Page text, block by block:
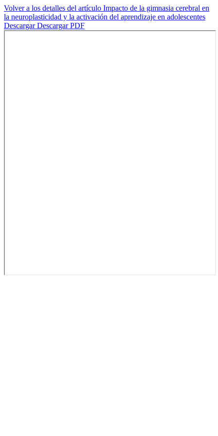
Volver a los detalles del artículo Impacto de la gimnasia cerebral en
la neuroplasticidad y la activación del aprendizaje en adolescentes
DescargarDescargar PDF